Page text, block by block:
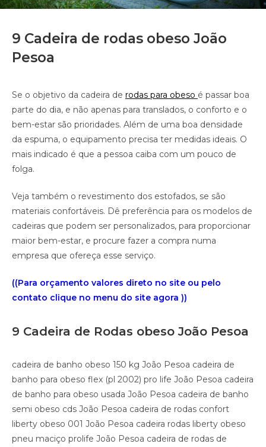
9 Cadeira de rodas obeso João
Pesoa
Se o objetivo da cadeira de rodas para obeso é passar boa
parte do dia, e não apenas para translados, o conforto e o
bem-estar são prioridades. Além de uma boa densidade
da espuma, o equipamento precisa ter medidas ideais. O
mais indicado é que a pessoa caiba com um pouco de
folga.
Veja também o revestimento dos estofados, se são
materiais confortáveis. Dê preferência para os modelos de
cadeiras que podem ser personalizados, para proporcionar
maior bem-estar, e procure fazer a compra numa
empresa que ofereça esse serviço.
((Para orçamento valores direto no site ou pelo
contato clique no menu do site agora ))
9 Cadeira de Rodas obeso João Pesoa
cadeira de banho obeso 150 kg João Pesoa cadeira de
banho para obeso flex (pl 2002) pro life João Pesoa cadeira
de banho para obeso usada João Pesoa cadeira de banho
semi obeso cds João Pesoa cadeira de rodas confort
liberty obeso 001 João Pesoa cadeira rodas liberty obeso
pneu maciço prolife João Pesoa cadeira de rodas de